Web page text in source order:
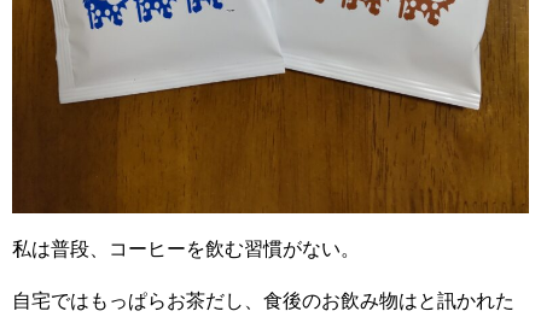
私は普段、コーヒーを飲む習慣がない。
自宅ではもっぱらお茶だし、食後のお飲み物はと訊かれた